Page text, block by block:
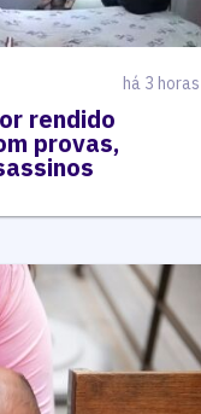
há 3 horas
rendido
provas,